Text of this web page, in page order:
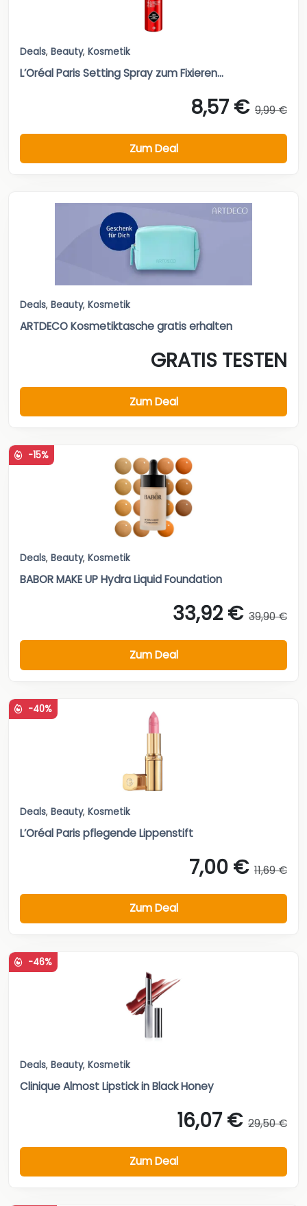
Deals, Beauty, Kosmetik
L’Oréal Paris Setting Spray zum Fixieren...
8,57 € 9,99 €
Zum Deal
Deals, Beauty, Kosmetik
ARTDECO Kosmetiktasche gratis erhalten
GRATIS TESTEN
Zum Deal
-15%
Deals, Beauty, Kosmetik
BABOR MAKE UP Hydra Liquid Foundation
33,92 € 39,90 €
Zum Deal
-40%
Deals, Beauty, Kosmetik
L’Oréal Paris pflegende Lippenstift
7,00 € 11,69 €
Zum Deal
-46%
Deals, Beauty, Kosmetik
Clinique Almost Lipstick in Black Honey
16,07 € 29,50 €
Zum Deal